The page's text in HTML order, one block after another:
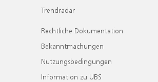
Trendradar
Rechtliche Dokumentation
Bekanntmachungen
Nutzungsbedingungen
Information zu UBS